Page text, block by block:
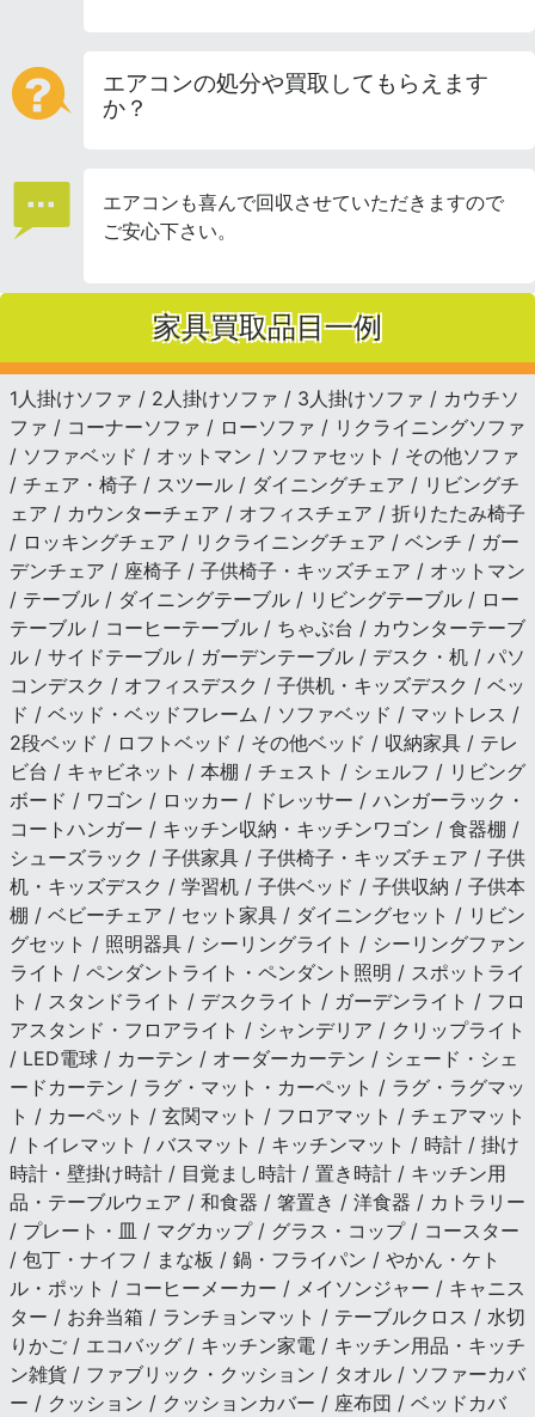
エアコンの処分や買取してもらえます
か？
エアコンも喜んで回収させていただきますので
ご安心下さい。
家具買取品目一例
1人掛けソファ / 2人掛けソファ / 3人掛けソファ / カウチソ
ファ / コーナーソファ / ローソファ / リクライニングソファ
/ ソファベッド / オットマン / ソファセット / その他ソファ
/ チェア・椅子 / スツール / ダイニングチェア / リビングチ
ェア / カウンターチェア / オフィスチェア / 折りたたみ椅子
/ ロッキングチェア / リクライニングチェア / ベンチ / ガー
デンチェア / 座椅子 / 子供椅子・キッズチェア / オットマン
/ テーブル / ダイニングテーブル / リビングテーブル / ロー
テーブル / コーヒーテーブル / ちゃぶ台 / カウンターテーブ
ル / サイドテーブル / ガーデンテーブル / デスク・机 / パソ
コンデスク / オフィスデスク / 子供机・キッズデスク / ベッ
ド / ベッド・ベッドフレーム / ソファベッド / マットレス /
2段ベッド / ロフトベッド / その他ベッド / 収納家具 / テレ
ビ台 / キャビネット / 本棚 / チェスト / シェルフ / リビング
ボード / ワゴン / ロッカー / ドレッサー / ハンガーラック・
コートハンガー / キッチン収納・キッチンワゴン / 食器棚 /
シューズラック / 子供家具 / 子供椅子・キッズチェア / 子供
机・キッズデスク / 学習机 / 子供ベッド / 子供収納 / 子供本
棚 / ベビーチェア / セット家具 / ダイニングセット / リビン
グセット / 照明器具 / シーリングライト / シーリングファン
ライト / ペンダントライト・ペンダント照明 / スポットライ
ト / スタンドライト / デスクライト / ガーデンライト / フロ
アスタンド・フロアライト / シャンデリア / クリップライト
/ LED電球 / カーテン / オーダーカーテン / シェード・シェ
ードカーテン / ラグ・マット・カーペット / ラグ・ラグマッ
ト / カーペット / 玄関マット / フロアマット / チェアマット
/ トイレマット / バスマット / キッチンマット / 時計 / 掛け
時計・壁掛け時計 / 目覚まし時計 / 置き時計 / キッチン用
品・テーブルウェア / 和食器 / 箸置き / 洋食器 / カトラリー
/ プレート・皿 / マグカップ / グラス・コップ / コースター
/ 包丁・ナイフ / まな板 / 鍋・フライパン / やかん・ケト
ル・ポット / コーヒーメーカー / メイソンジャー / キャニス
ター / お弁当箱 / ランチョンマット / テーブルクロス / 水切
りかご / エコバッグ / キッチン家電 / キッチン用品・キッチ
ン雑貨 / ファブリック・クッション / タオル / ソファーカバ
ー / クッション / クッションカバー / 座布団 / ベッドカバ